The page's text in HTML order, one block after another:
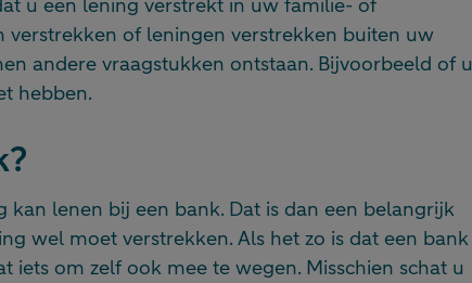
u een lening verstrekt in uw familie- of
verstrekken of leningen verstrekken buiten uw
andere vraagstukken ontstaan. Bijvoorbeeld of u
hebben.
lenen bij een bank. Dat is dan een belangrijk
wel moet verstrekken. Als het zo is dat een bank
iets om zelf ook mee te wegen. Misschien schat u